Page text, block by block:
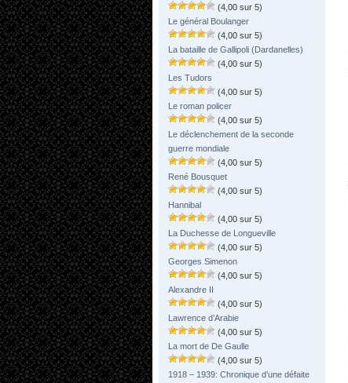
(4,00 sur 5)
Le général Boulanger
(4,00 sur 5)
La bataille de Gallipoli (Dardanelles)
(4,00 sur 5)
Les Tudors
(4,00 sur 5)
Le roman policer
(4,00 sur 5)
Le déclenchement de la seconde
guerre mondiale
(4,00 sur 5)
René Bousquet
(4,00 sur 5)
Hannibal
(4,00 sur 5)
La Duchesse de Longueville
(4,00 sur 5)
Georges Simenon
(4,00 sur 5)
Alexandre II
(4,00 sur 5)
Lawrence d’Arabie
(4,00 sur 5)
La mort de De Gaulle
(4,00 sur 5)
1918 – 1939: Chronique d’une défaite